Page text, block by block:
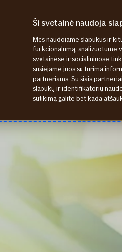
d. būsime išvykę ir negalėsime
naudojantis mobilia aplikacija "If
draudimas@if.lt– pirmadienį būtinai
Ši svetainė naudoja
Mes naudojame slapukus ir
funkcionalumą, analizuotume
svetainėse ir socialiniuose
susiejame juos su turima
partneriams. Su šiais
slapukų ir identifikatorių
sutikimą galite bet kada